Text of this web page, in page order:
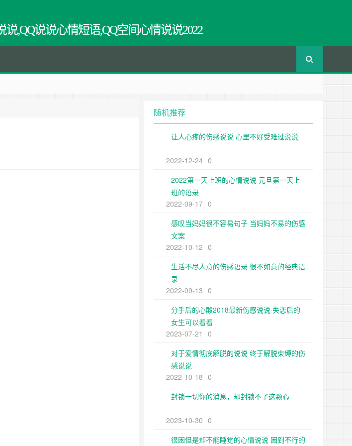
说,QQ说说心情短语,QQ空间心情说说2022
随机推荐
让人心疼的伤感说说 心里不好受难过说说
2022-12-24 0
2022第一天上班的心情说说 元旦第一天上
班的语录
2022-09-17 0
感叹当妈妈很不容易句子 当妈妈不易的伤感
文案
2022-10-12 0
生活不尽人意的伤感语录 很不如意的经典语
录
2022-09-13 0
分手后的心酸2018最新伤感说说 失恋后的
女生可以看看
2023-07-21
0
对于爱情彻底解脱的说说 终于解脱束缚的伤
感说说
2022-10-18 0
封锁一切你的消息，却封锁不了这颗心
2023-10-30 0
很困但是却不能睡觉的心情说说 困到不行的